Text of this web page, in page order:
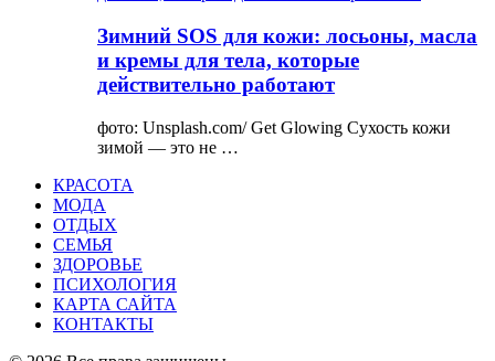
Зимний SOS для кожи: лосьоны, масла
и кремы для тела, которые
действительно работают
фото: Unsplash.com/ Get Glowing Сухость кожи
зимой — это не …
КРАСОТА
МОДА
ОТДЫХ
СЕМЬЯ
ЗДОРОВЬЕ
ПСИХОЛОГИЯ
КАРТА САЙТА
КОНТАКТЫ